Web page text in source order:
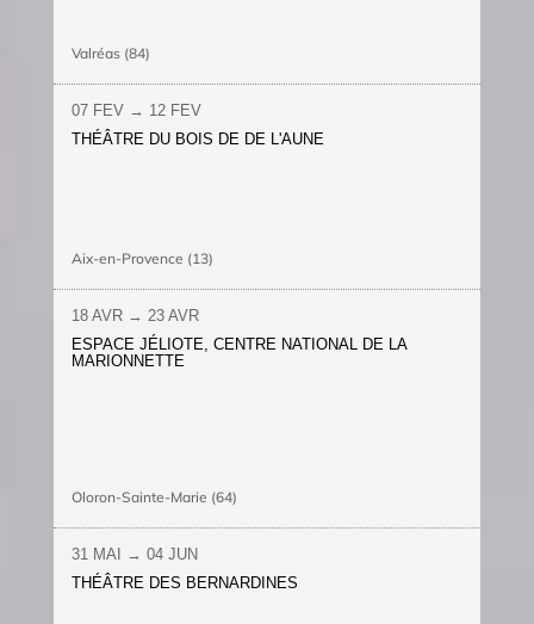
Valréas (84)
07 FEV → 12 FEV
THÉÂTRE DU BOIS DE DE L'AUNE
Aix-en-Provence (13)
18 AVR → 23 AVR
ESPACE JÉLIOTE, CENTRE NATIONAL DE LA
MARIONNETTE
Oloron-Sainte-Marie (64)
31 MAI → 04 JUN
THÉÂTRE DES BERNARDINES